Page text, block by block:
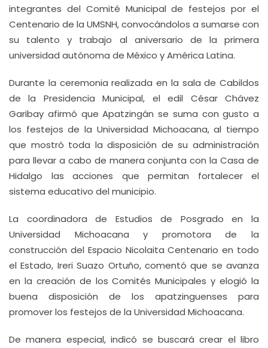
integrantes del Comité Municipal de festejos por el
Centenario de la UMSNH, convocándolos a sumarse con
su talento y trabajo al aniversario de la primera
universidad autónoma de México y América Latina.
Durante la ceremonia realizada en la sala de Cabildos
de la Presidencia Municipal, el edil César Chávez
Garibay afirmó que Apatzingán se suma con gusto a
los festejos de la Universidad Michoacana, al tiempo
que mostró toda la disposición de su administración
para llevar a cabo de manera conjunta con la Casa de
Hidalgo las acciones que permitan fortalecer el
sistema educativo del municipio.
La coordinadora de Estudios de Posgrado en la
Universidad Michoacana y promotora de la
construcción del Espacio Nicolaita Centenario en todo
el Estado, Ireri Suazo Ortuño, comentó que se avanza
en la creación de los Comités Municipales y elogió la
buena disposición de los apatzinguenses para
promover los festejos de la Universidad Michoacana.
De manera especial, indicó se buscará crear el libro